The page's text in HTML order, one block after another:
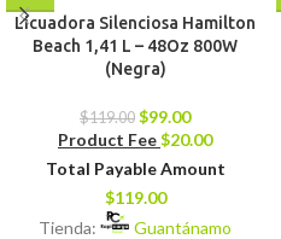
Licuadora Silenciosa Hamilton
Beach 1,41 L – 48Oz 800W
(Negra)
$119.00 $99.00
Product Fee$20.00
Total Payable Amount
$119.00
Tienda:
Guantánamo